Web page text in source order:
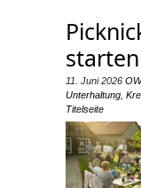
11. Juni 2026
Unterhaltung
Titelseite